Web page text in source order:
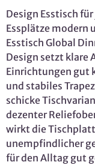
Design Esstisch
Essplätze modern
Esstisch Global
Design setzt klare
Einrichtungen gut
und stabiles
schicke
dezenter
wirkt die
unempfindlicher
für den Alltag gut